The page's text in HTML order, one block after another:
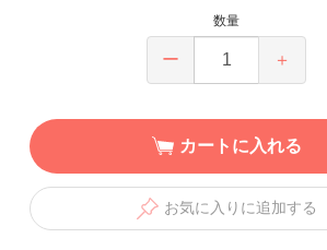
数量
ー ＋
カートに入れる
お気に入りに追加する